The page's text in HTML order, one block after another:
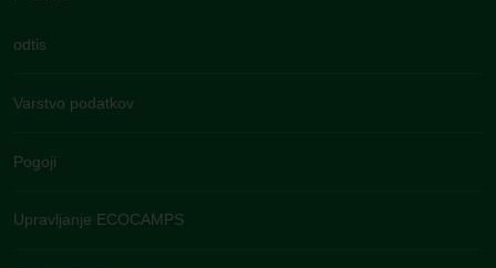
odtis
Varstvo podatkov
Pogoji
Upravljanje ECOCAMPS